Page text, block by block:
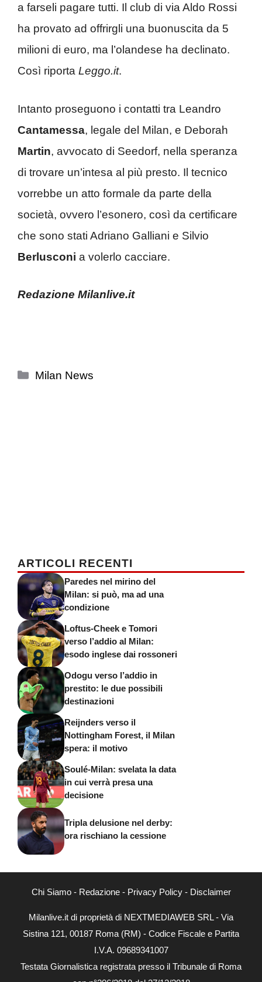
a farseli pagare tutti. Il club di via Aldo Rossi
ha provato ad offrirgli una buonuscita da 5
milioni di euro, ma l’olandese ha declinato.
Così riporta Leggo.it.
Intanto proseguono i contatti tra Leandro
Cantamessa, legale del Milan, e Deborah
Martin, avvocato di Seedorf, nella speranza
di trovare un’intesa al più presto. Il tecnico
vorrebbe un atto formale da parte della
società, ovvero l’esonero, così da certificare
che sono stati Adriano Galliani e Silvio
Berlusconi a volerlo cacciare.
Redazione Milanlive.it
Categorie
Milan News
ARTICOLI RECENTI
Paredes nel mirino del
Milan: si può, ma ad una
condizione
Loftus-Cheek e Tomori
verso l’addio al Milan:
esodo inglese dai rossoneri
Odogu verso l’addio in
prestito: le due possibili
destinazioni
Reijnders verso il
Nottingham Forest, il Milan
spera: il motivo
Soulé-Milan: svelata la data
in cui verrà presa una
decisione
Tripla delusione nel derby:
ora rischiano la cessione
Chi Siamo- Redazione- Privacy Policy- Disclaimer
Milanlive.it di proprietà di NEXTMEDIAWEB SRL - Via
Sistina 121, 00187 Roma (RM) - Codice Fiscale e Partita
I.V.A. 09689341007
Testata Giornalistica registrata presso il Tribunale di Roma